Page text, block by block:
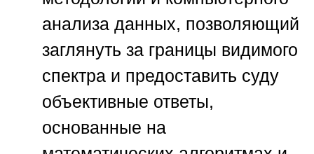
анализа данных, позволяющий
заглянуть за границы видимого
спектра и предоставить суду
объективные ответы,
основанные на